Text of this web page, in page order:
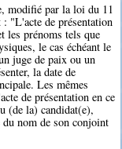
modifié par la loi du 11
"L'acte de présentation
les prénoms tels que
le cas échéant le
juge de paix ou un
la date de
Les mêmes
de présentation en ce
(de la) candidat(e),
nom de son conjoint